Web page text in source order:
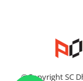
©Copyright SC